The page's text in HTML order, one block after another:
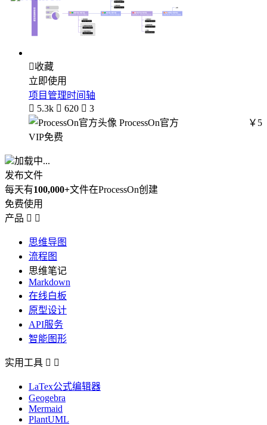
收藏
立即使用
项目管理时间轴
 5.3k  620  3
ProcessOn官方
￥5
VIP免费
加载中...
发布文件
每天有100,000+文件在ProcessOn创建
免费使用
产品  
思维导图
流程图
思维笔记
Markdown
在线白板
原型设计
API服务
智能图形
实用工具  
LaTex公式编辑器
Geogebra
Mermaid
PlantUML